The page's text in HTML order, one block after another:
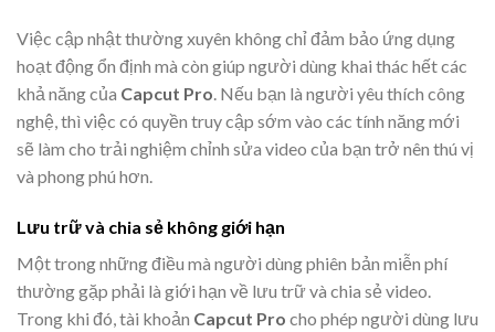
Việc cập nhật thường xuyên không chỉ đảm bảo ứng dụng
hoạt động ổn định mà còn giúp người dùng khai thác hết các
khả năng của Capcut Pro. Nếu bạn là người yêu thích công
nghệ, thì việc có quyền truy cập sớm vào các tính năng mới
sẽ làm cho trải nghiệm chỉnh sửa video của bạn trở nên thú vị
và phong phú hơn.
Lưu trữ và chia sẻ không giới hạn
Một trong những điều mà người dùng phiên bản miễn phí
thường gặp phải là giới hạn về lưu trữ và chia sẻ video.
Trong khi đó, tài khoản Capcut Pro cho phép người dùng lưu